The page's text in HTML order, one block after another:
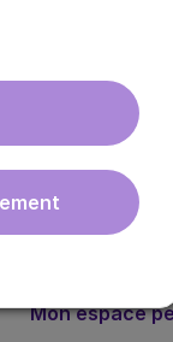
"s'inscrire", vous
Mon espace